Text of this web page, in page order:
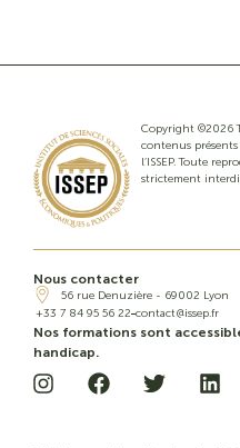
Copyright ©2026
contenus
l’ISSEP. Toute
strictement
Nous contacter
56 rue Denuzière - 69002 Lyon
+33 7 84 95 56 22 contact@issep.fr
Nos formations sont
handicap.